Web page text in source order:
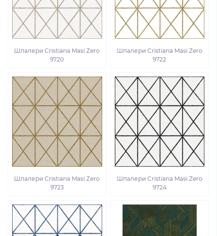
Шпалери Cristiana Masi Zero
9720
Шпалери Cristiana Masi Zero
9722
Шпалери Cristiana Masi Zero
9723
Шпалери Cristiana Masi Zero
9724